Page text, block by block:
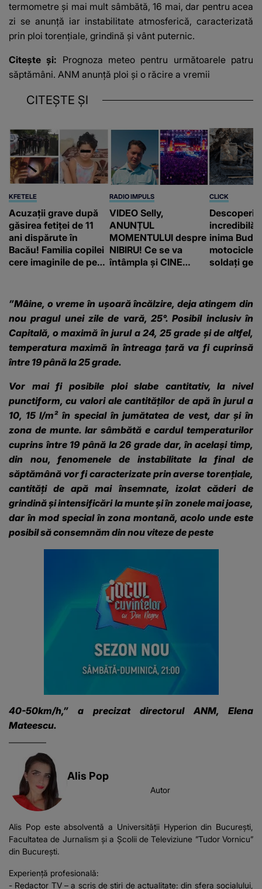
termometre și mai mult sâmbătă, 16 mai, dar pentru acea
zi se anunță iar instabilitate atmosferică, caracterizată
prin ploi torențiale, grindină și vânt puternic.
Citește și: Prognoza meteo pentru următoarele patru
săptămâni. ANM anunță ploi și o răcire a vremii
CITEȘTE ȘI
KFETELE
Acuzații grave după
găsirea fetiței de 11
ani dispărute în
Bacău! Familia copilei
cere imaginile de pe
a mai dus sora mea...”
RADIO IMPULS
VIDEO Selly,
ANUNȚUL
MOMENTULUI despre
NIBIRU! Ce se va
întâmpla și CINE
e ciudă că..."
CLICK
incredibilă
inima
soldați
”Mâine, o vreme în ușoară încălzire, deja atingem din
nou pragul unei zile de vară, 25°. Posibil inclusiv în
Capitală, o maximă în jurul a 24, 25 grade și de altfel,
temperatura maximă în întreaga țară va fi cuprinsă
între 19 până la 25 grade.
Vor mai fi posibile ploi slabe cantitativ, la nivel
punctiform, cu valori ale cantităților de apă în jurul a
10, 15 l/m² în special în jumătatea de vest, dar și în
zona de munte. Iar sâmbătă e cardul temperaturilor
cuprins între 19 până la 26 grade dar, în același timp,
din nou, fenomenele de instabilitate la final de
săptămână vor fi caracterizate prin averse torențiale,
cantități de apă mai însemnate, izolat căderi de
grindină și intensificări la munte și în zonele mai joase,
dar în mod special în zona montană, acolo unde este
posibil să consemnăm din nou viteze de peste
40-50km/h,” a precizat directorul ANM, Elena
Mateescu.
Alis Pop
Autor
Alis Pop este absolventă a Universității Hyperion din București,
Facultatea de Jurnalism și a Școlii de Televiziune ”Tudor Vornicu”
din București.
Experiență profesională:
- Redactor TV – a scris de știri de actualitate: din sfera socialului,